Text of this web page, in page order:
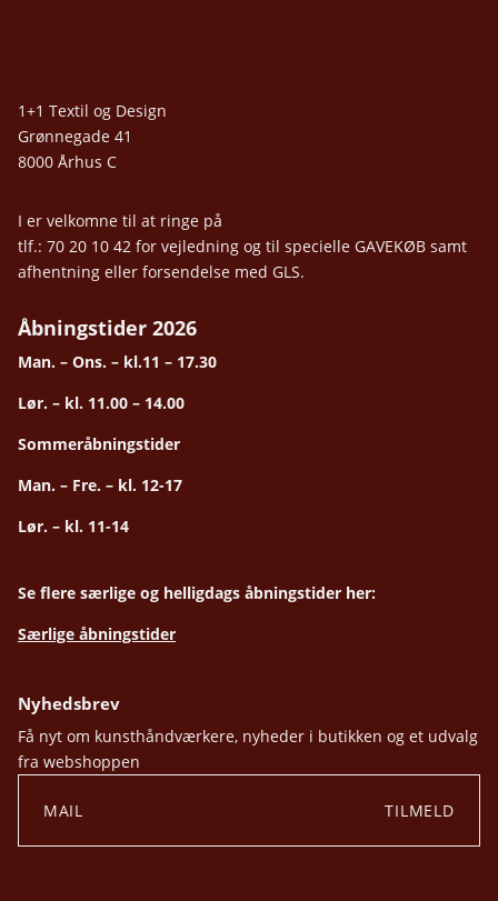
1+1 Textil og Design
Grønnegade 41
8000 Århus C
I er velkomne til at ringe på
tlf.: 70 20 10 42 for vejledning og til specielle GAVEKØB samt
afhentning eller forsendelse med GLS.
Åbningstider 2026
Man. – Ons. – kl.11 – 17.30
Lør. – kl. 11.00 – 14.00
Sommeråbningstider
Man. – Fre. – kl. 12-17
Lør. – kl. 11-14
Se flere særlige og helligdags åbningstider her:
Særlige åbningstider
Nyhedsbrev
Få nyt om kunsthåndværkere, nyheder i butikken og et udvalg
fra webshoppen
TILMELD